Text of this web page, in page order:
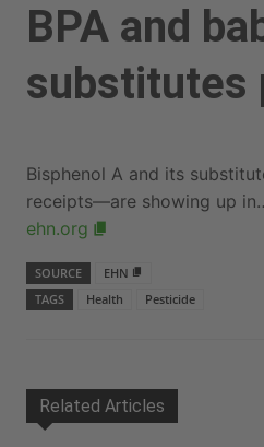
BPA and
substitutes
Bisphenol A and its
receipts—are showing up
ehn.org
SOURCE
EHN
TAGS
Health Pesticide
Related Articles